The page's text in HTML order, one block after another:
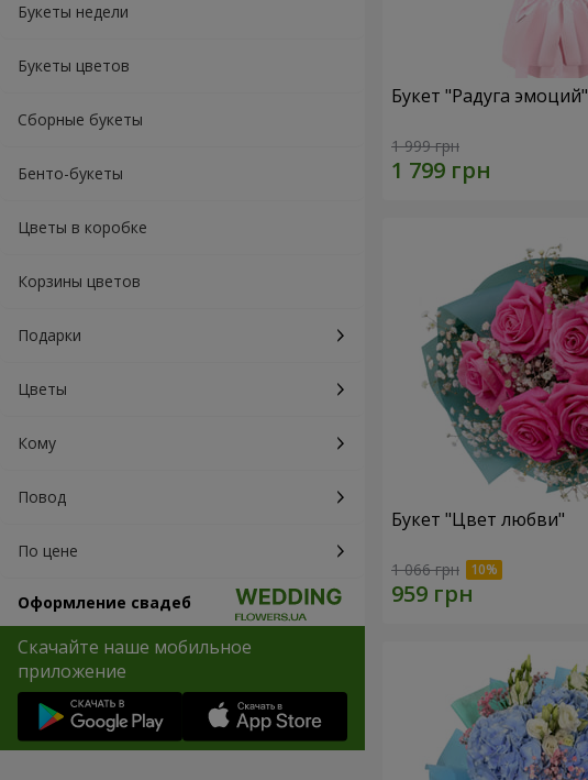
Букеты недели
Букеты цветов
Сборные букеты
Бенто-букеты
Цветы в коробке
Корзины цветов
Подарки
Цветы
Кому
Повод
По цене
Оформление свадеб
Скачайте наше мобильное
приложение
Букет "Радуга эмоций"
1 999 грн
Букет "Цвет любви"
1 066 грн